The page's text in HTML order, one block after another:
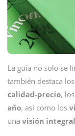
La guía no solo se
también destaca los
calidad-precio, los
año, así como los
una visión